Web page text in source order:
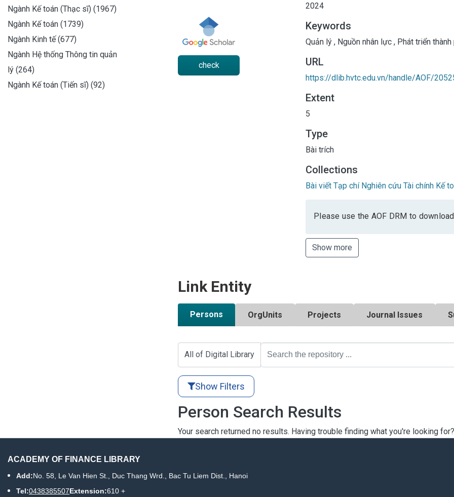
Ngành Kế toán (Thạc sĩ) (1967)
Ngành Kế toán (1739)
Ngành Kinh tế (677)
Ngành Hệ thống Thông tin quản
lý (264)
Ngành Kế toán (Tiến sĩ) (92)
check
2024
Keywords
Quản lý , Nguồn nhân lực , Phát triển
URL
https://dlib.hvtc.edu.vn/handle/AOF/
Extent
5
Type
Bài trích
Collections
Bài viết Tạp chí Nghiên cứu Tài chính Kế
Please use the AOF DRM to
Show more
Link Entity
Persons OrgUnits Projects Journal Issues
All of Digital Library
Show Filters
Person Search Results
Your search returned no results. Having trouble finding what you're looking
ACADEMY OF FINANCE LIBRARY
Add:No. 58, Le Van Hien St., Duc Thang Wrd., Bac Tu Liem Dist., Hanoi
Tel:0438385507Extension:610 +